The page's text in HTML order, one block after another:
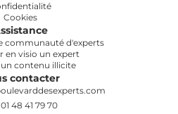
Cookies
communauté d'experts
en visio un expert
un contenu illicite
contacter
01 48 41 79 70